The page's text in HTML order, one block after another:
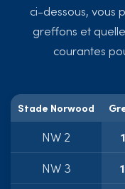
ci-dessous, vous
greffons et
courantes
Stade Norwood
NW 2
NW 3